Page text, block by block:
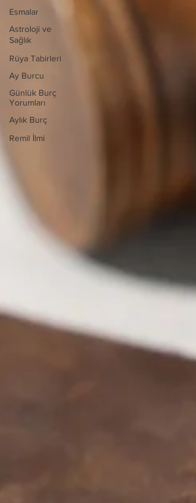
Esmalar
Astroloji ve
Sağlık
Rüya Tabirleri
Ay Burcu
Günlük Burç
Yorumları
Aylık Burç
Remil İlmi